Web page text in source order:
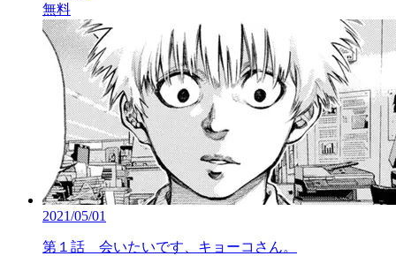
無料
2021/05/01
第１話 会いたいです、キョーコさん。